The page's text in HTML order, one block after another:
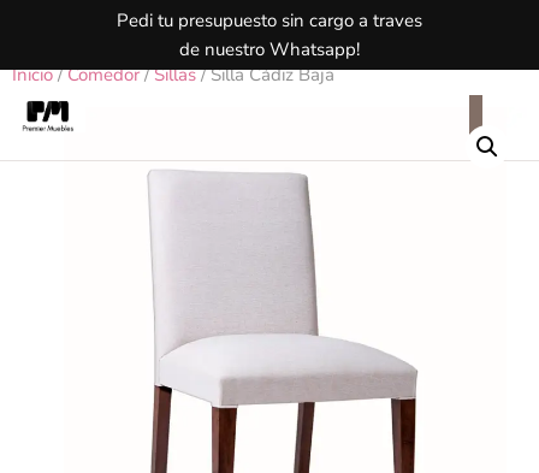
Pedi tu presupuesto sin cargo a traves
de nuestro Whatsapp!
Inicio/Comedor/Sillas/ Silla Cádiz Baja